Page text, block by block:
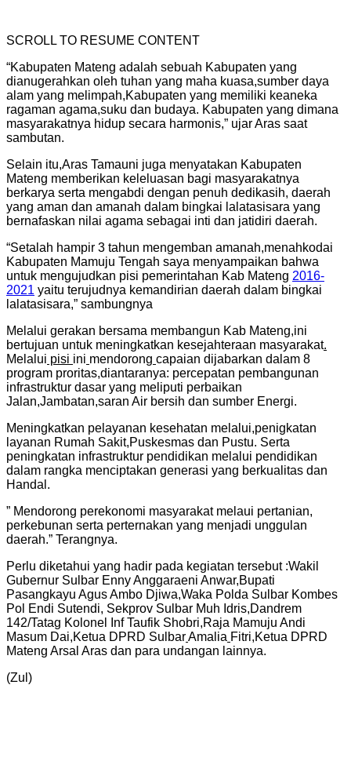
SCROLL TO RESUME CONTENT
“Kabupaten Mateng adalah sebuah Kabupaten yang
dianugerahkan oleh tuhan yang maha kuasa,sumber daya
alam yang melimpah,Kabupaten yang memiliki keaneka
ragaman agama,suku dan budaya. Kabupaten yang dimana
masyarakatnya hidup secara harmonis,” ujar Aras saat
sambutan.
Selain itu,Aras Tamauni juga menyatakan Kabupaten
Mateng memberikan keleluasan bagi masyarakatnya
berkarya serta mengabdi dengan penuh dedikasih, daerah
yang aman dan amanah dalam bingkai lalatasisara yang
bernafaskan nilai agama sebagai inti dan jatidiri daerah.
“Setalah hampir 3 tahun mengemban amanah,menahkodai
Kabupaten Mamuju Tengah saya menyampaikan bahwa
untuk mengujudkan pisi pemerintahan Kab Mateng 2016-
2021 yaitu terujudnya kemandirian daerah dalam bingkai
lalatasisara,” sambungnya
Melalui gerakan bersama membangun Kab Mateng,ini
bertujuan untuk meningkatkan kesejahteraan masyarakat.
Melalui pisi ini mendorong capaian dijabarkan dalam 8
program proritas,diantaranya: percepatan pembangunan
infrastruktur dasar yang meliputi perbaikan
Jalan,Jambatan,saran Air bersih dan sumber Energi.
Meningkatkan pelayanan kesehatan melalui,penigkatan
layanan Rumah Sakit,Puskesmas dan Pustu. Serta
peningkatan infrastruktur pendidikan melalui pendidikan
dalam rangka menciptakan generasi yang berkualitas dan
Handal.
” Mendorong perekonomi masyarakat melaui pertanian,
perkebunan serta perternakan yang menjadi unggulan
daerah.” Terangnya.
Perlu diketahui yang hadir pada kegiatan tersebut :Wakil
Gubernur Sulbar Enny Anggaraeni Anwar,Bupati
Pasangkayu Agus Ambo Djiwa,Waka Polda Sulbar Kombes
Pol Endi Sutendi, Sekprov Sulbar Muh Idris,Dandrem
142/Tatag Kolonel Inf Taufik Shobri,Raja Mamuju Andi
Masum Dai,Ketua DPRD SulbarAmalia Fitri,Ketua DPRD
Mateng Arsal Aras dan para undangan lainnya.
(Zul)